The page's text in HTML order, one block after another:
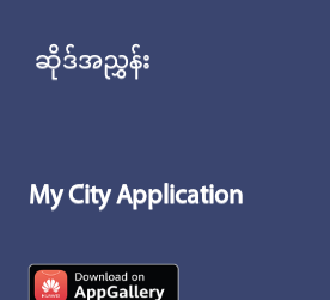
ဆိုဒ်အညွှန်း
My City Application